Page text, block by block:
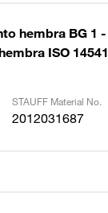
hembra BG 1 -
ISO 14541
STAUFF Material No.
2012031687